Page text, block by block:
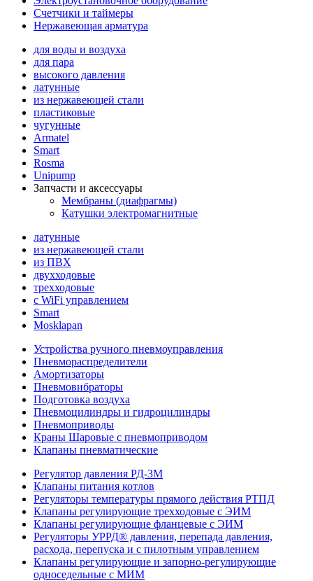
Счетчики и таймеры
Нержавеющая арматура
для воды и воздуха
для пара
высокого давления
латунные
из нержавеющей стали
пластиковые
чугунные
Armatel
Smart
Rosma
Unipump
Запчасти и аксессуары
Мембраны (диафрагмы)
Катушки электромагнитные
латунные
из нержавеющей стали
из ПВХ
двухходовые
трехходовые
с WiFi управлением
Smart
Mosklapan
Устройства ручного пневмоуправления
Пневмораспределители
Амортизаторы
Пневмовибраторы
Подготовка воздуха
Пневмоцилиндры и гидроцилиндры
Пневмоприводы
Краны Шаровые с пневмоприводом
Клапаны пневматические
Регулятор давления РД-3М
Клапаны питания котлов
Регуляторы температуры прямого действия РТПД
Клапаны регулирующие трехходовые с ЭИМ
Клапаны регулирующие фланцевые с ЭИМ
Регуляторы УРРД® давления, перепада давления,
расхода, перепуска и с пилотным управлением
Клапаны регулирующие и запорно-регулирующие
односедельные с МИМ